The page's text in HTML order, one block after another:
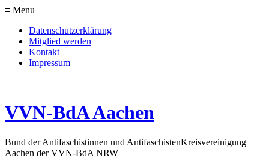
≡ Menu
Datenschutzerklärung
Mitglied werden
Kontakt
Impressum
VVN-BdA Aachen
Bund der Antifaschistinnen und AntifaschistenKreisvereinigung
Aachen der VVN-BdA NRW